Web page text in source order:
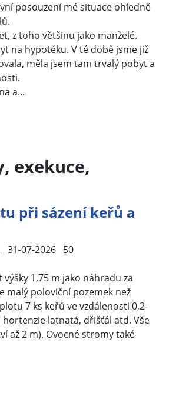
posouzení mé situace ohledně
z toho většinu jako manželé.
na hypotéku. V té době jsme již
měla jsem tam trvalý pobyt a
a...
exekuce,
při sázení keřů a
31-07-2026 50
1,75 m jako náhradu za
malý poloviční pozemek než
7 ks keřů ve vzdálenosti 0,2-
latnatá, dřišťál atd. Vše
až 2 m). Ovocné stromy také